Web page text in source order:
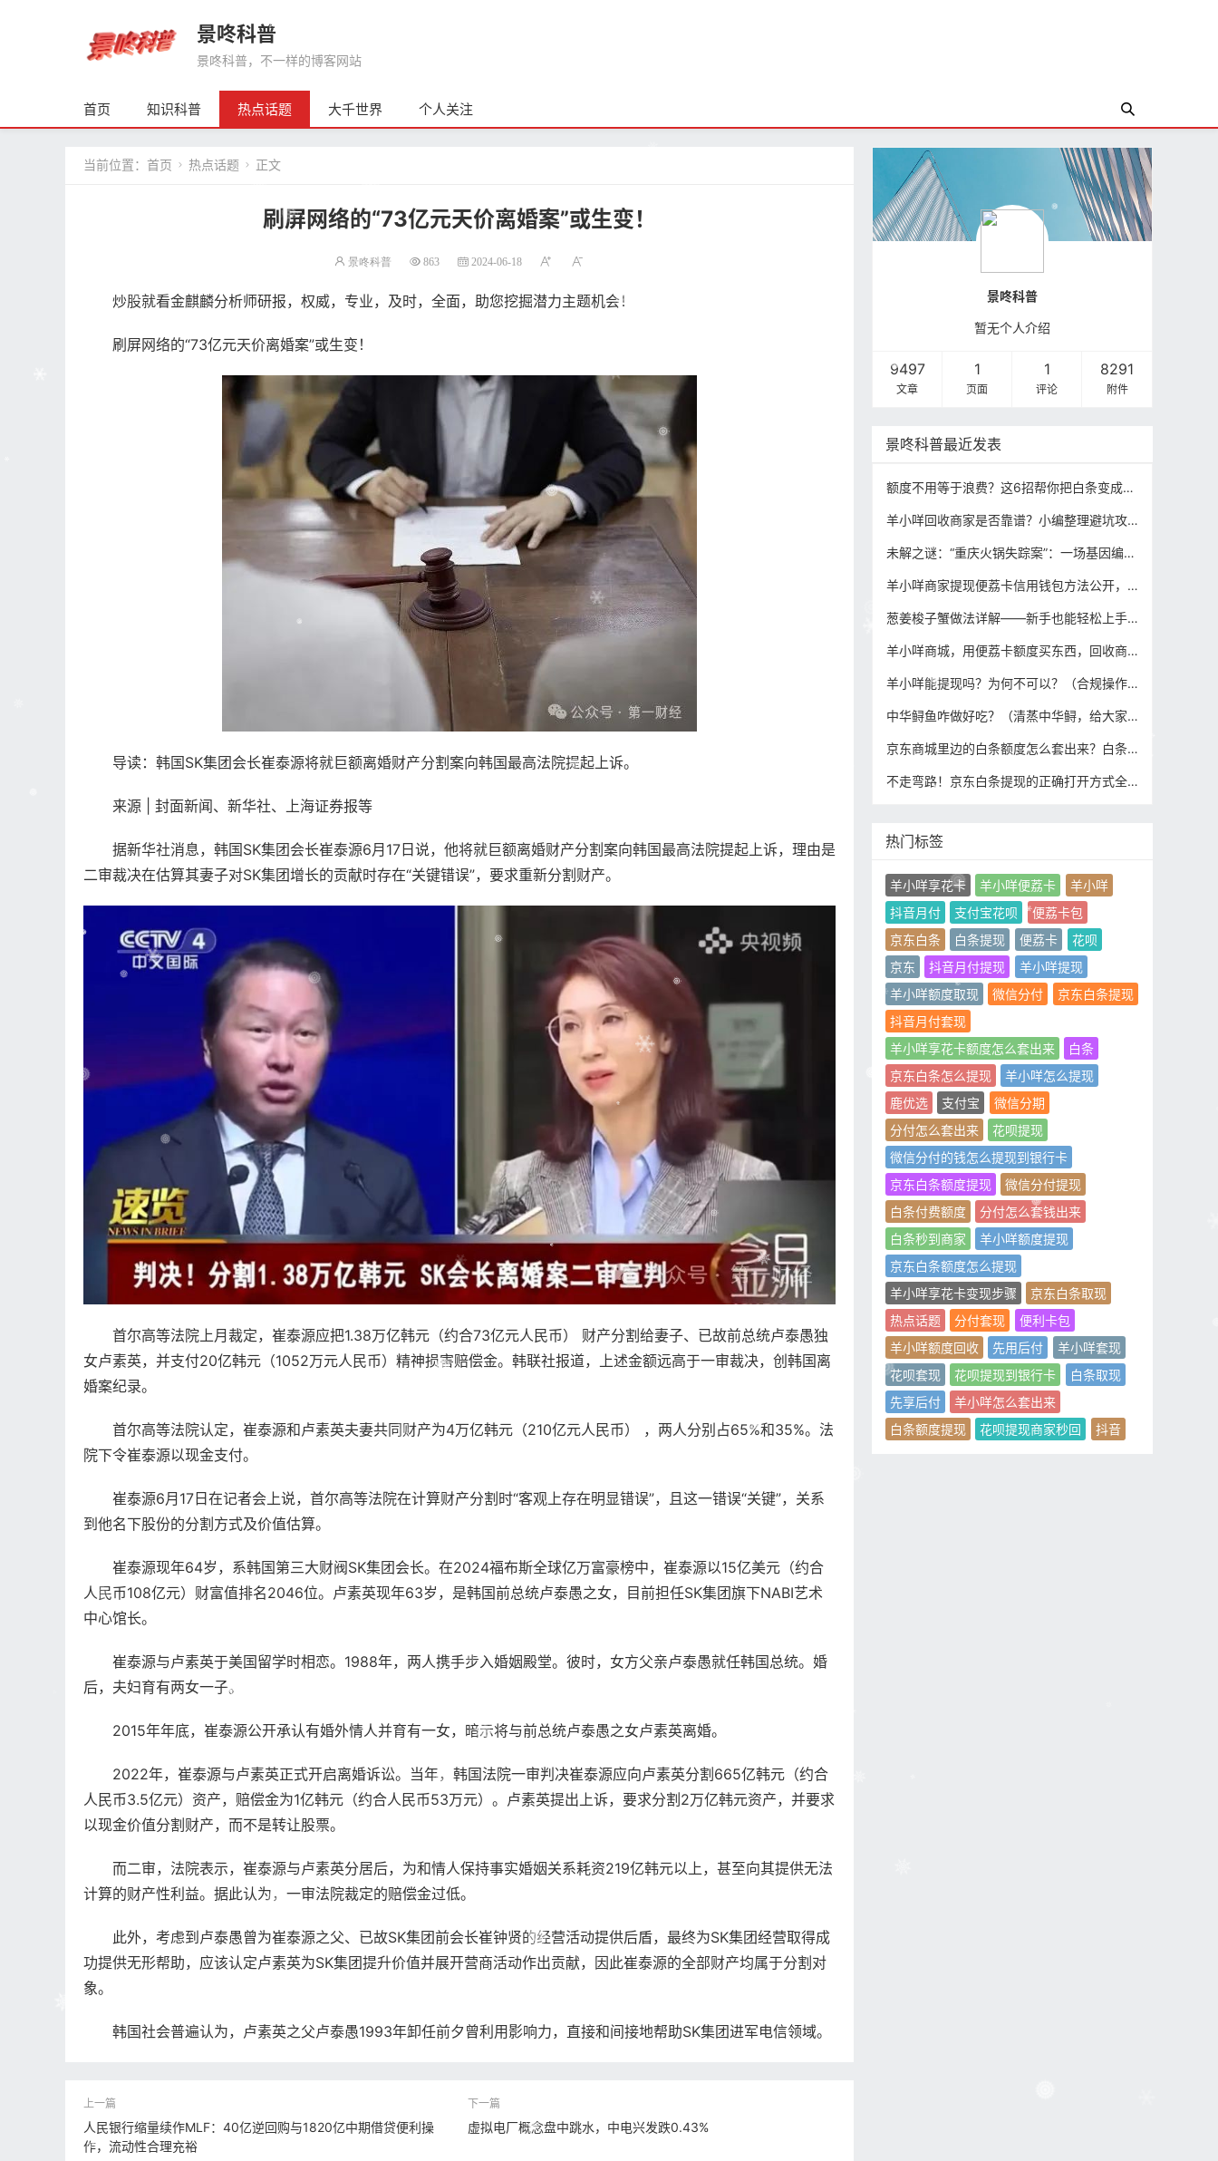
景咚科普
景咚科普，不一样的博客网站
首页 知识科普 热点话题 大千世界 个人关注
当前位置： 首页  热点话题  正文
刷屏网络的“73亿元天价离婚案”或生变！
景咚科普 863 2024-06-18
炒股就看金麒麟分析师研报，权威，专业，及时，全面，助您挖掘潜力主题机会！
刷屏网络的“73亿元天价离婚案”或生变！
导读：韩国SK集团会长崔泰源将就巨额离婚财产分割案向韩国最高法院提起上诉。
来源 | 封面新闻、新华社、上海证券报等
据新华社消息，韩国SK集团会长崔泰源6月17日说，他将就巨额离婚财产分割案向韩国最高法院提起上诉，理由是
二审裁决在估算其妻子对SK集团增长的贡献时存在“关键错误”，要求重新分割财产。
首尔高等法院上月裁定，崔泰源应把1.38万亿韩元（约合73亿元人民币） 财产分割给妻子、已故前总统卢泰愚独
女卢素英，并支付20亿韩元（1052万元人民币）精神损害赔偿金。韩联社报道，上述金额远高于一审裁决，创韩国离
婚案纪录。
首尔高等法院认定，崔泰源和卢素英夫妻共同财产为4万亿韩元（210亿元人民币） ，两人分别占65%和35%。法
院下令崔泰源以现金支付。
崔泰源6月17日在记者会上说，首尔高等法院在计算财产分割时“客观上存在明显错误”，且这一错误“关键”，关系
到他名下股份的分割方式及价值估算。
崔泰源现年64岁，系韩国第三大财阀SK集团会长。在2024福布斯全球亿万富豪榜中，崔泰源以15亿美元（约合
人民币108亿元）财富值排名2046位。卢素英现年63岁，是韩国前总统卢泰愚之女，目前担任SK集团旗下NABI艺术
中心馆长。
崔泰源与卢素英于美国留学时相恋。1988年，两人携手步入婚姻殿堂。彼时，女方父亲卢泰愚就任韩国总统。婚
后，夫妇育有两女一子。
2015年年底，崔泰源公开承认有婚外情人并育有一女，暗示将与前总统卢泰愚之女卢素英离婚。
2022年，崔泰源与卢素英正式开启离婚诉讼。当年，韩国法院一审判决崔泰源应向卢素英分割665亿韩元（约合
人民币3.5亿元）资产，赔偿金为1亿韩元（约合人民币53万元）。卢素英提出上诉，要求分割2万亿韩元资产，并要求
以现金价值分割财产，而不是转让股票。
而二审，法院表示，崔泰源与卢素英分居后，为和情人保持事实婚姻关系耗资219亿韩元以上，甚至向其提供无法
计算的财产性利益。据此认为，一审法院裁定的赔偿金过低。
此外，考虑到卢泰愚曾为崔泰源之父、已故SK集团前会长崔钟贤的经营活动提供后盾，最终为SK集团经营取得成
功提供无形帮助，应该认定卢素英为SK集团提升价值并展开营商活动作出贡献，因此崔泰源的全部财产均属于分割对
象。
韩国社会普遍认为，卢素英之父卢泰愚1993年卸任前夕曾利用影响力，直接和间接地帮助SK集团进军电信领域。
人民银行缩量续作MLF：40亿逆回购与1820亿中期借贷便利操
作，流动性合理充裕
虚拟电厂概念盘中跳水，中电兴发跌0.43%
景咚科普
暂无个人介绍
9497
文章
1
页面
1
评论
8291
附件
景咚科普最近发表
额度不用等于浪费？这6招帮你把白条变成应急备用金，请远离非法套现（内附合规变现操作攻略）
羊小咩回收商家是否靠谱？小编整理避坑攻略，让提现安心轻松！
未解之谜：“重庆火锅失踪案”：一场基因编辑下的跨国食罪链？到底是怎么回事，我们来扒一扒！
羊小咩商家提现便荔卡信用钱包方法公开，下单即回款的模式解密（合规回收变现攻略）！
葱姜梭子蟹做法详解——新手也能轻松上手的经典海鲜菜谱
羊小咩商城，用便荔卡额度买东西，回收商家确凿证据秒到账攻略！
羊小咩能提现吗？为何不可以？（合规操作变现攻略分享）
中华鲟鱼咋做好吃？（清蒸中华鲟，给大家出一个家庭版的教程）
京东商城里边的白条额度怎么套出来？白条如何提现,分享这6种合规安全提取方法！
不走弯路！京东白条提现的正确打开方式全在这儿了（合规变现攻略）
热门标签
羊小咩享花卡 羊小咩便荔卡
羊小咩
抖音月付
支付宝花呗
便荔卡包
京东白条
白条提现 便荔卡
花呗
京东
抖音月付提现
羊小咩提现
羊小咩额度取现
微信分付
京东白条提现
抖音月付套现
羊小咩享花卡额度怎么套出来
白条
京东白条怎么提现
羊小咩怎么提现
鹿优选
支付宝
微信分期
分付怎么套出来
花呗提现
微信分付的钱怎么提现到银行卡
京东白条额度提现
微信分付提现
白条付费额度
分付怎么套钱出来
白条秒到商家
羊小咩额度提现
京东白条额度怎么提现
羊小咩享花卡变现步骤
京东白条取现
热点话题
分付套现
便利卡包
羊小咩额度回收
先用后付
羊小咩套现
花呗套现
花呗提现到银行卡
白条取现
先享后付
羊小咩怎么套出来
白条额度提现
花呗提现商家秒回 抖音